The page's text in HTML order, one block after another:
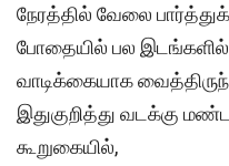
நேரத்தில் வேலை
போதையில் பல இடங்களில்
வாடிக்கையாக
இதுகுறித்து வடக்கு
கூறுகையில்,